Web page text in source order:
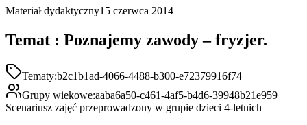
Materiał dydaktyczny15 czerwca 2014
Temat : Poznajemy zawody – fryzjer.
Tematy:b2c1b1ad-4066-4488-b300-e72379916f74
Grupy wiekowe:aaba6a50-c461-4af5-b4d6-39948b21e959
Scenariusz zajęć przeprowadzony w grupie dzieci 4-letnich